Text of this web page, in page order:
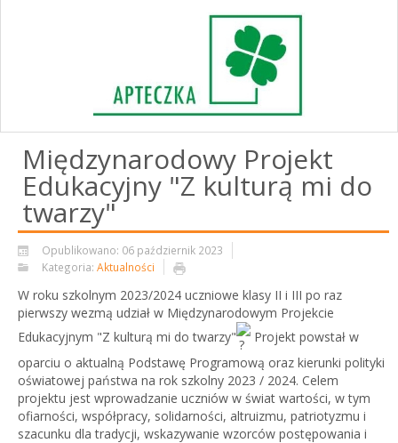
Międzynarodowy Projekt
Edukacyjny "Z kulturą mi do
twarzy"
Opublikowano: 06 październik 2023
Kategoria: Aktualności
W roku szkolnym 2023/2024 uczniowe klasy II i III po raz
pierwszy wezmą udział w Międzynarodowym Projekcie
Edukacyjnym "Z kulturą mi do twarzy"
Projekt powstał w
oparciu o aktualną Podstawę Programową oraz kierunki polityki
oświatowej państwa na rok szkolny 2023 / 2024. Celem
projektu jest wprowadzanie uczniów w świat wartości, w tym
ofiarności, współpracy, solidarności, altruizmu, patriotyzmu i
szacunku dla tradycji, wskazywanie wzorców postępowania i